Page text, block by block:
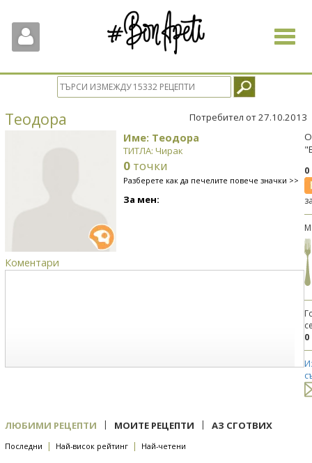
Toggle
Теодора Потребител от 27.10.2013
Име: Теодора
ТИТЛА: Чирак
0 точки
Разберете как да печелите повече значки >>
За мен:
Коментари
0
ЛЮБИМИ РЕЦЕПТИ | МОИТЕ РЕЦЕПТИ | АЗ СГОТВИХ
Последни | Най-висок рейтинг | Най-четени